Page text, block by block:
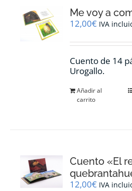
Me voy a
12,00€ IVA
Cuento de 14
Urogallo.
Añadir al
carrito
Cuento «El
12,00€ IVA